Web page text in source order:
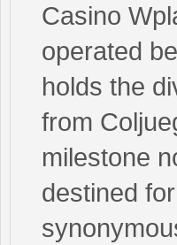
Casino
operated
holds the
from
milestone
destined